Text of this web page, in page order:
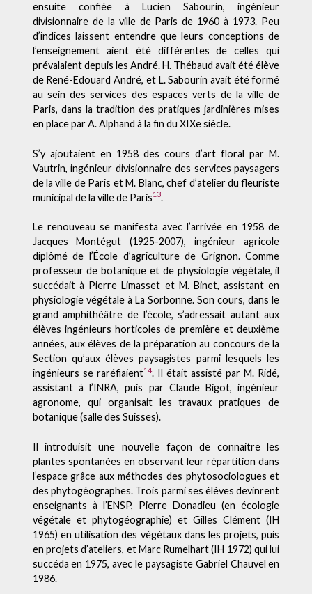
ensuite confiée à Lucien Sabourin, ingénieur
divisionnaire de la ville de Paris de 1960 à 1973. Peu
d’indices laissent entendre que leurs conceptions de
l’enseignement aient été différentes de celles qui
prévalaient depuis les André. H. Thébaud avait été élève
de René-Edouard André, et L. Sabourin avait été formé
au sein des services des espaces verts de la ville de
Paris, dans la tradition des pratiques jardinières mises
en place par A. Alphand à la fin du XIXe siècle.
S’y ajoutaient en 1958 des cours d’art floral par M.
Vautrin, ingénieur divisionnaire des services paysagers
de la ville de Paris et M. Blanc, chef d’atelier du fleuriste
municipal de la ville de Paris13.
Le renouveau se manifesta avec l’arrivée en 1958 de
Jacques Montégut (1925-2007), ingénieur agricole
diplômé de l’École d’agriculture de Grignon. Comme
professeur de botanique et de physiologie végétale, il
succédait à Pierre Limasset et M. Binet, assistant en
physiologie végétale à La Sorbonne. Son cours, dans le
grand amphithéâtre de l’école, s’adressait autant aux
élèves ingénieurs horticoles de première et deuxième
années, aux élèves de la préparation au concours de la
Section qu’aux élèves paysagistes parmi lesquels les
ingénieurs se raréfiaient14. Il était assisté par M. Ridé,
assistant à l’INRA, puis par Claude Bigot, ingénieur
agronome, qui organisait les travaux pratiques de
botanique (salle des Suisses).
Il introduisit une nouvelle façon de connaitre les
plantes spontanées en observant leur répartition dans
l’espace grâce aux méthodes des phytosociologues et
des phytogéographes. Trois parmi ses élèves devinrent
enseignants à l’ENSP, Pierre Donadieu (en écologie
végétale et phytogéographie) et Gilles Clément (IH
1965) en utilisation des végétaux dans les projets, puis
en projets d’ateliers, et Marc Rumelhart (IH 1972) qui lui
succéda en 1975, avec le paysagiste Gabriel Chauvel en
1986.